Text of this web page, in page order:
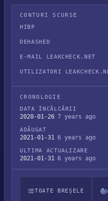
CONTURI SCURSE
HIBP
DEHASHED
E-MAIL LEAKCHECK.NET
UTILIZATORI
CRONOLOGIE
DATA ÎNCĂLCĂRII
2020-01-26 7 years ago
ADĂUGAT
2021-01-31 6 years ago
ULTIMA ACTUALIZARE
2021-01-31 6 years ago
TOATE BREȘELE